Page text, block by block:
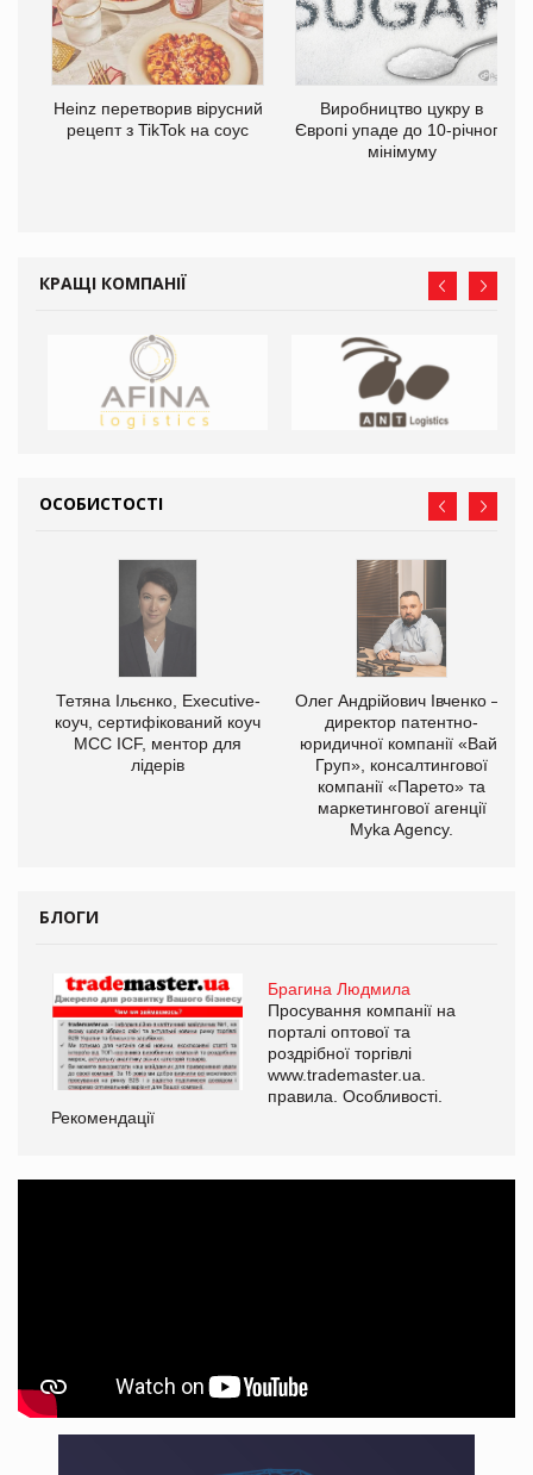
Heinz перетворив вірусний
рецепт з TikTok на соус
Виробництво цукру в
Європі упаде до 10-річного
мінімуму
КРАЩІ КОМПАНІЇ
ОСОБИСТОСТІ
Тетяна Ільєнко, Executive-
коуч, сертифікований коуч
МСС ICF, ментор для
лідерів
Олег Андрійович Івченко —
директор патентно-
юридичної компанії «Вайз
Груп», консалтингової
компанії «Парето» та
маркетингової агенції
Myka Agency.
БЛОГИ
Брагина Людмила
Просування компанії на
порталі оптової та
роздрібної торгівлі
www.trademaster.ua.
правила. Особливості.
Рекомендації